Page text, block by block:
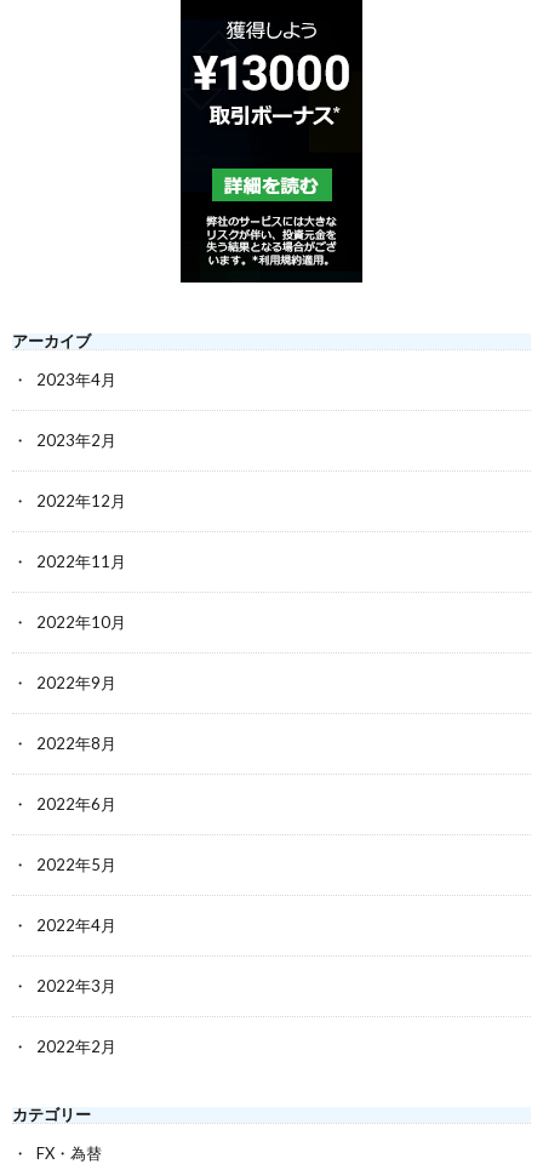
アーカイブ
2023年4月
2023年2月
2022年12月
2022年11月
2022年10月
2022年9月
2022年8月
2022年6月
2022年5月
2022年4月
2022年3月
2022年2月
カテゴリー
FX・為替